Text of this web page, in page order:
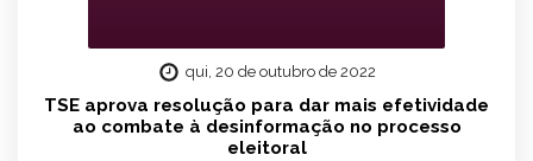
qui, 20 de outubro de 2022
TSE aprova resolução para dar mais efetividade
ao combate à desinformação no processo
eleitoral